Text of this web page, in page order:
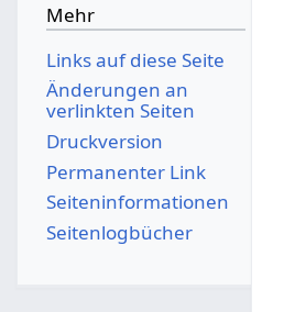
Mehr
Links auf diese Seite
Änderungen an
verlinkten Seiten
Druckversion
Permanenter Link
Seiten­­informationen
Seitenlogbücher